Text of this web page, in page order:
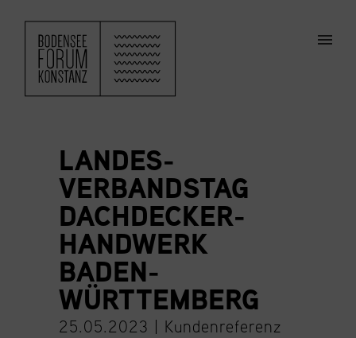
ZUM HAUPTINHALT SPRINGEN
LANDES­
VERBANDSTAG
DACHDECKER­
HANDWERK
BADEN-
WÜRTTEMBERG
25.05.2023 | Kundenreferenz